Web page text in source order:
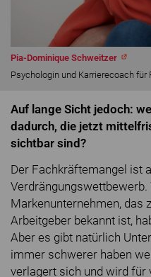
Pia-Dominique Schweitzer
Psychologin und Karrierecoach für
Auf lange Sicht jedoch:
dadurch, die jetzt
sichtbar sind?
Der Fachkräftemangel ist
Markenunternehmen, das
Arbeitgeber bekannt ist,
Aber es gibt natürlich
immer schwerer haben
verlagert sich und wird